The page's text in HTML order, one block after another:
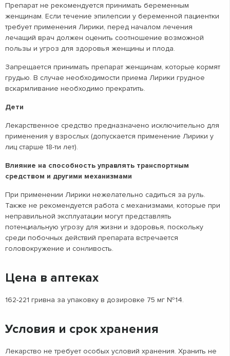
Препарат не рекомендуется принимать беременным
женщинам. Если течение эпилепсии у беременной пациентки
требует применения Лирики, перед началом лечения
лечащий врач должен оценить соотношение возможной
пользы и угроз для здоровья женщины и плода.
Запрещается принимать препарат женщинам, которые кормят
грудью. В случае необходимости приема Лирики грудное
вскармливание необходимо прекратить.
Дети
Лекарственное средство предназначено исключительно для
применения у взрослых (допускается применение Лирики у
лиц старше 18-ти лет).
Влияние на способность управлять транспортным
средством и другими механизмами
При применении Лирики нежелательно садиться за руль.
Также не рекомендуется работа с механизмами, которые при
неправильной эксплуатации могут представлять
потенциальную угрозу для жизни и здоровья, поскольку
среди побочных действий препарата встречается
головокружение и сонливость.
Цена в аптеках
162-221 гривна за упаковку в дозировке 75 мг №14.
Условия и срок хранения
Лекарство не требует особых условий хранения. Хранить не